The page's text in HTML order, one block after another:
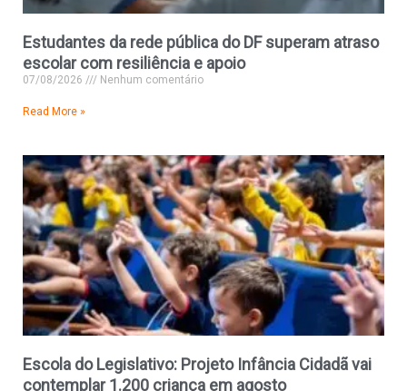
Estudantes da rede pública do DF superam atraso
escolar com resiliência e apoio
07/08/2026 Nenhum comentário
Read More »
Escola do Legislativo: Projeto Infância Cidadã vai
contemplar 1.200 criança em agosto